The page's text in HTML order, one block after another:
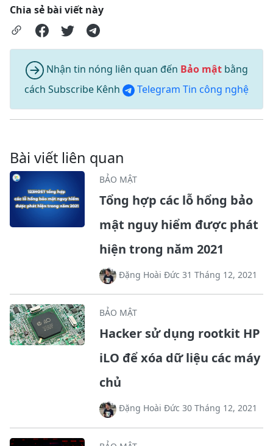
Chia sẻ bài viết này
Nhận tin nóng liên quan đến Bảo mậtbằng
cách Subscribe Kênh
Telegram Tin công nghệ
Bài viết liên quan
BẢO MẬT
Tổng hợp các lỗ hổng bảo
mật nguy hiểm được phát
hiện trong năm 2021
Đặng Hoài Đức 31 Tháng 12, 2021
BẢO MẬT
Hacker sử dụng rootkit HP
iLO để xóa dữ liệu các máy
chủ
Đặng Hoài Đức 30 Tháng 12, 2021